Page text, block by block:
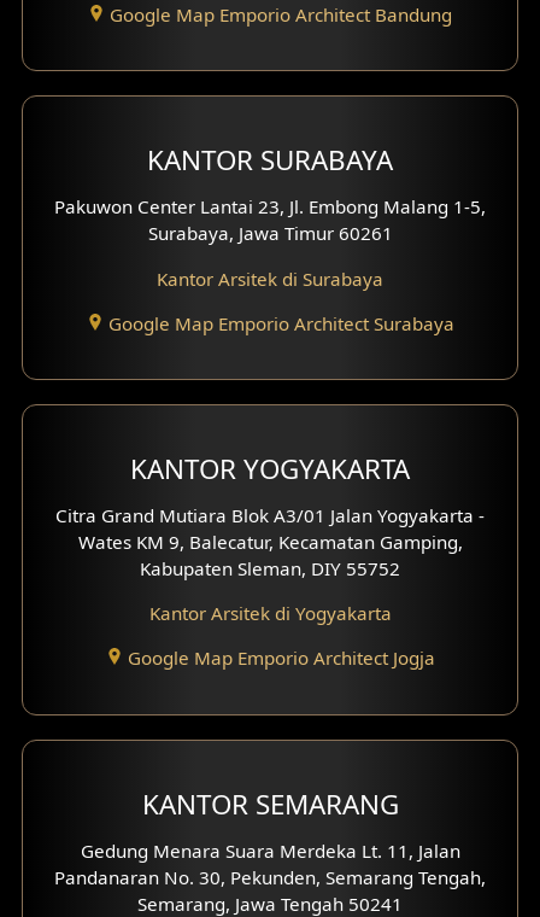
Google Map Emporio Architect Bandung
KANTOR SURABAYA
Pakuwon Center Lantai 23, Jl. Embong Malang 1-5,
Surabaya, Jawa Timur 60261
Kantor Arsitek di Surabaya
Google Map Emporio Architect Surabaya
KANTOR YOGYAKARTA
Citra Grand Mutiara Blok A3/01 Jalan Yogyakarta -
Wates KM 9, Balecatur, Kecamatan Gamping,
Kabupaten Sleman, DIY 55752
Kantor Arsitek di Yogyakarta
Google Map Emporio Architect Jogja
KANTOR SEMARANG
Gedung Menara Suara Merdeka Lt. 11, Jalan
Pandanaran No. 30, Pekunden, Semarang Tengah,
Semarang, Jawa Tengah 50241